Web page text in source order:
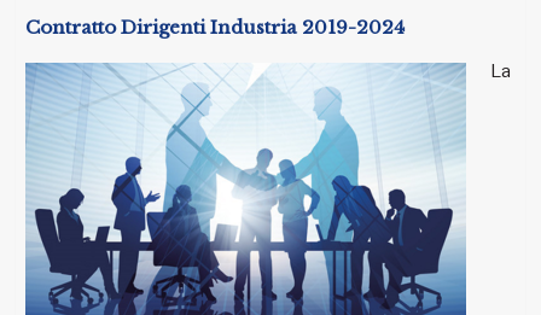
Contratto Dirigenti Industria 2019-2024
La